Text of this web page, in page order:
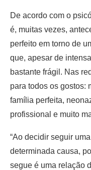
De acordo com o
é, muitas vezes,
perfeito em torno de
que, apesar de
bastante frágil. Nas
para todos os gostos:
família perfeita,
profissional e muito
“Ao decidir seguir
determinada causa,
segue é uma relação